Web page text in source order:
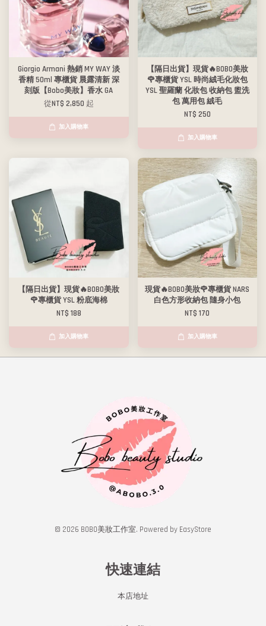
Giorgio Armani 熱銷 MY WAY 淡
香精 50ml 專櫃貨 晨露清新 深
刻版【Bobo美妝】香水 GA
從NT$ 2,850 起
加入購物車
【隔日出貨】現貨🔥BOBO美妝
🌹專櫃貨 YSL 時尚絨毛化妝包
YSL 聖羅蘭 化妝包 收納包 盥洗
包 萬用包 絨毛
NT$ 250
加入購物車
【隔日出貨】現貨🔥BOBO美妝
🌹專櫃貨 YSL 粉底海棉
NT$ 188
加入購物車
現貨🔥BOBO美妝🌹專櫃貨 NARS
白色方形收納包 隨身小包
NT$ 170
加入購物車
© 2026 BOBO美妝工作室. Powered by EasyStore
快速連結
本店地址